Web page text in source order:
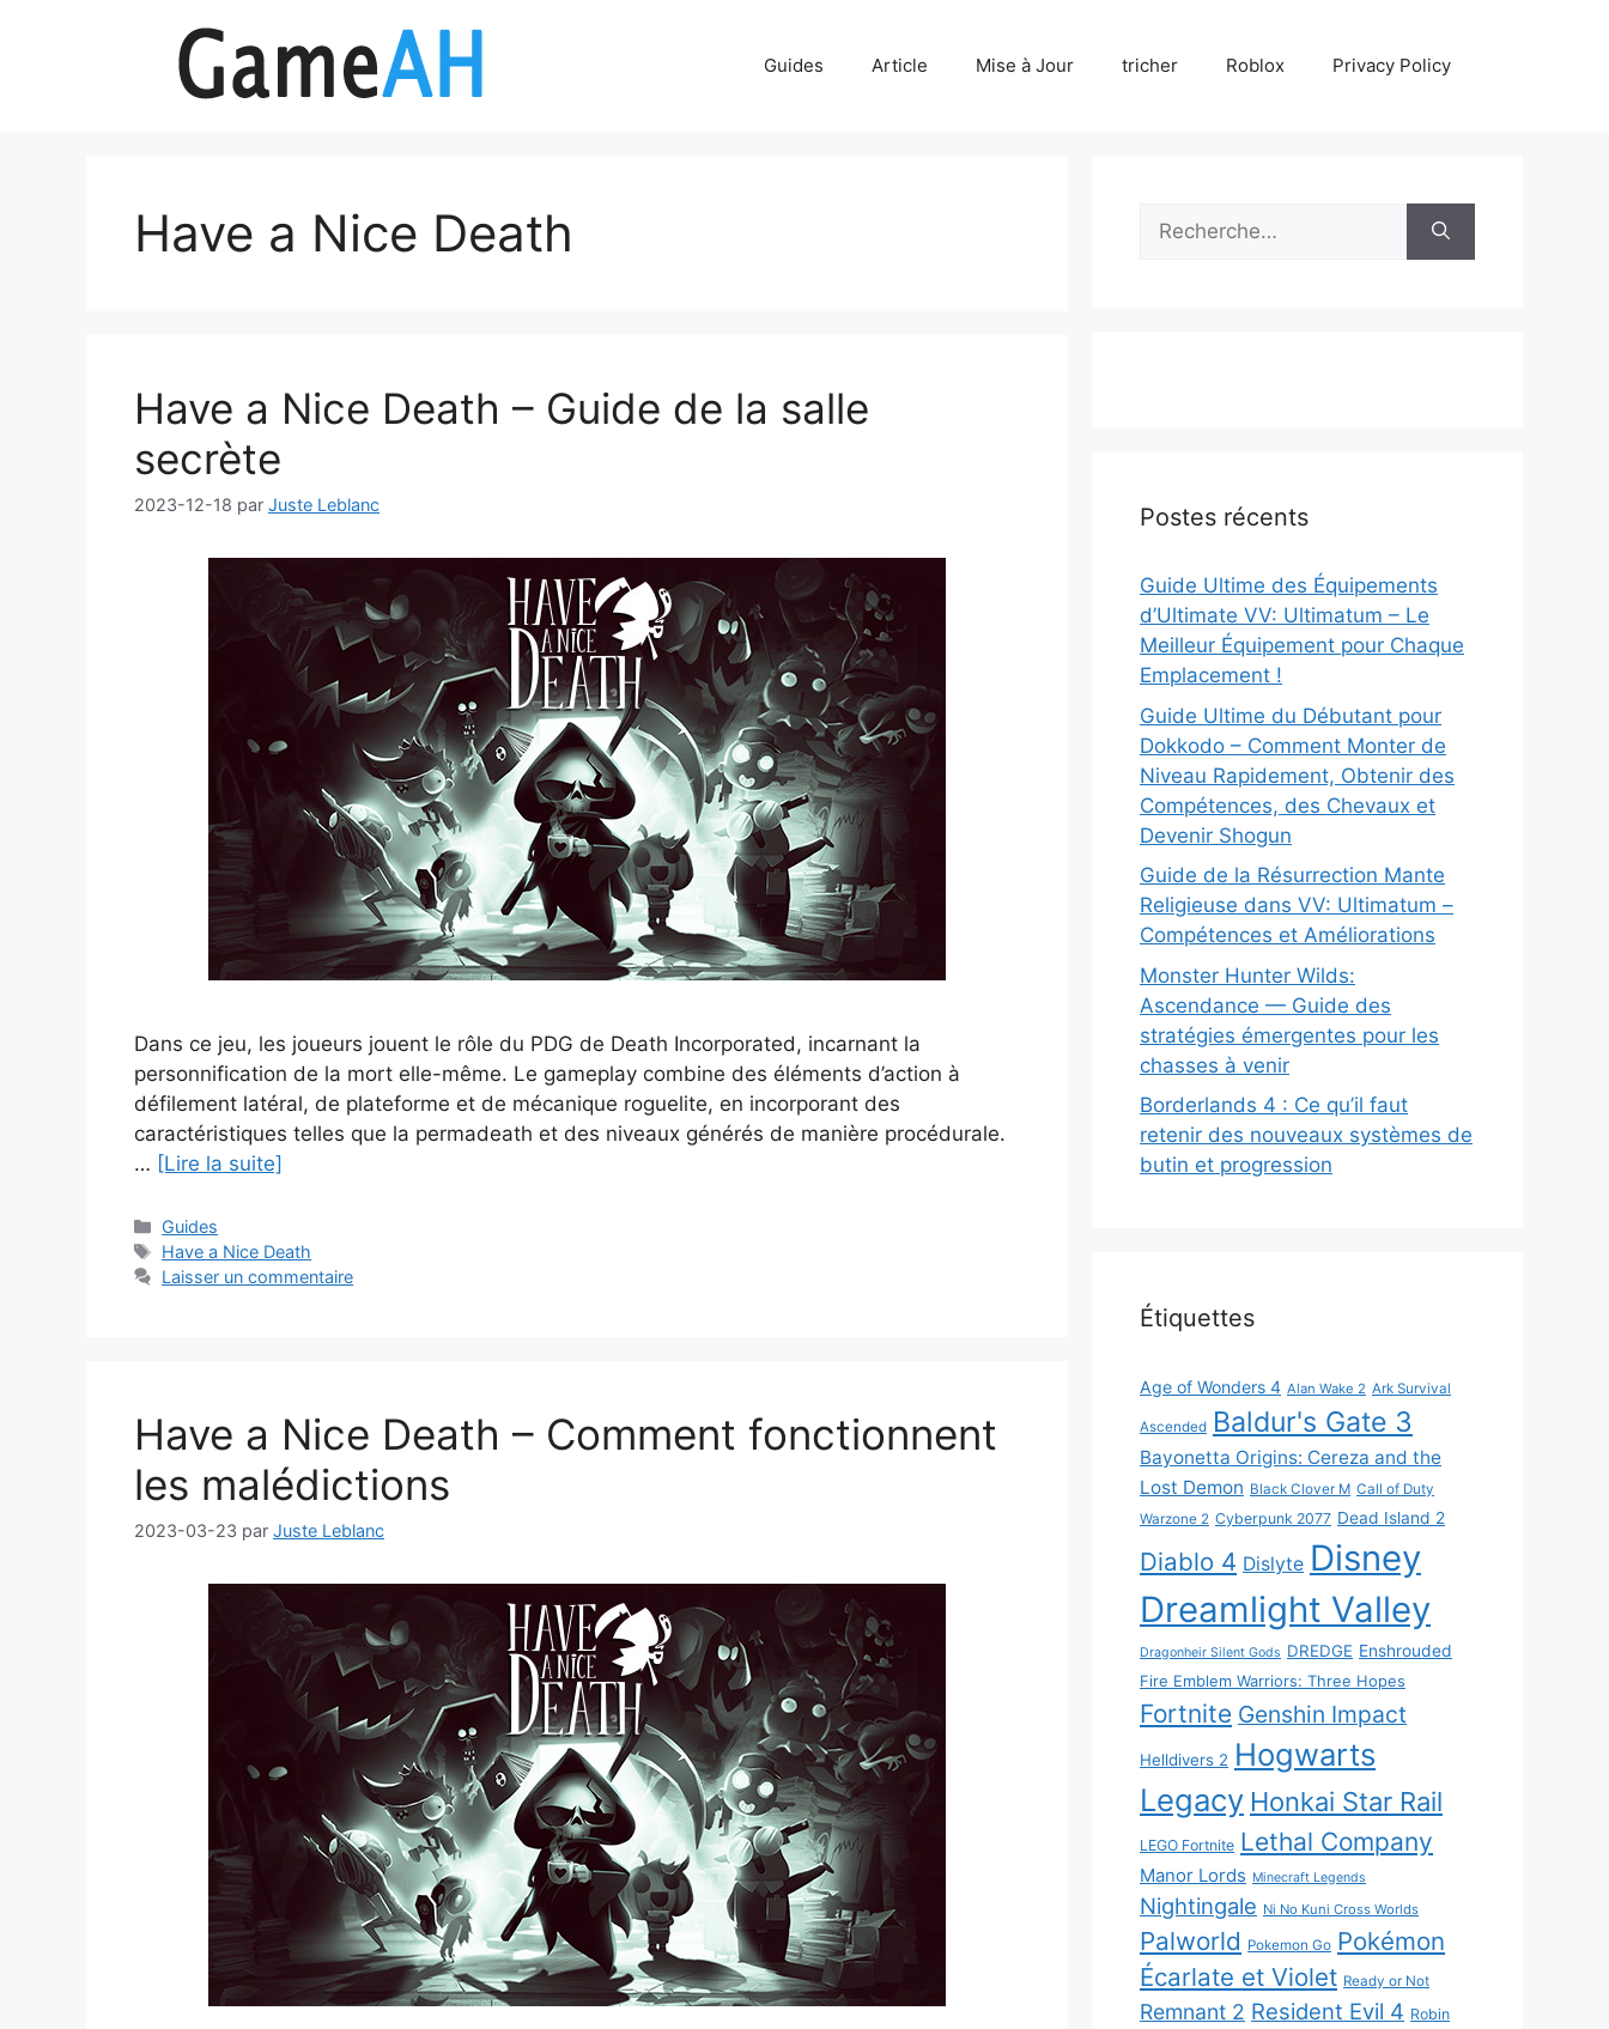
Guides Article Mise à Jour tricher Roblox Privacy Policy
Have a Nice Death
Have a Nice Death – Guide de la salle
secrète
2023-12-18 par Juste Leblanc
Dans ce jeu, les joueurs jouent le rôle du PDG de Death Incorporated, incarnant la
personnification de la mort elle-même. Le gameplay combine des éléments d’action à
défilement latéral, de plateforme et de mécanique roguelite, en incorporant des
caractéristiques telles que la permadeath et des niveaux générés de manière procédurale.
… [Lire la suite]
Catégories
Guides
Étiquettes
Have a Nice Death
Laisser un commentaire
Have a Nice Death – Comment fonctionnent
les malédictions
2023-03-23 par Juste Leblanc
Rechercher :
Postes récents
Guide Ultime des Équipements
d’Ultimate VV: Ultimatum – Le
Meilleur Équipement pour Chaque
Emplacement !
Guide Ultime du Débutant pour
Dokkodo – Comment Monter de
Niveau Rapidement, Obtenir des
Compétences, des Chevaux et
Devenir Shogun
Guide de la Résurrection Mante
Religieuse dans VV: Ultimatum –
Compétences et Améliorations
Monster Hunter Wilds:
Ascendance — Guide des
stratégies émergentes pour les
chasses à venir
Borderlands 4 : Ce qu’il faut
retenir des nouveaux systèmes de
butin et progression
Étiquettes
Age of Wonders 4 Alan Wake 2 Ark Survival
Ascended Baldur's Gate 3
Bayonetta Origins: Cereza and the
Lost Demon Black Clover M Call of Duty
Warzone 2 Cyberpunk 2077 Dead Island 2
Diablo 4 Dislyte Disney
Dreamlight Valley
Dragonheir Silent Gods DREDGE Enshrouded
Fire Emblem Warriors: Three Hopes
Fortnite Genshin Impact
Helldivers 2 Hogwarts
Legacy Honkai Star Rail
LEGO Fortnite Lethal Company
Manor Lords Minecraft Legends
Nightingale Ni No Kuni Cross Worlds
Palworld Pokemon Go Pokémon
Écarlate et Violet Ready or Not
Remnant 2 Resident Evil 4 Robin